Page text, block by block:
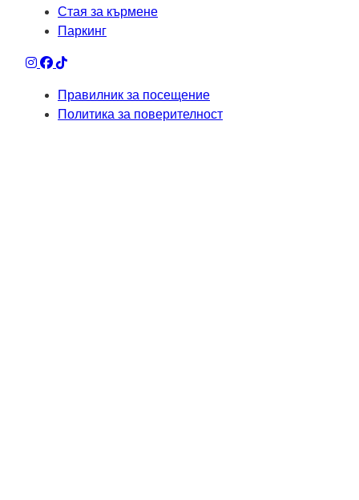
Стая за кърмене
Паркинг
Правилник за посещение
Политика за поверителност